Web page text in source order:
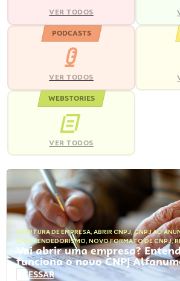
VER TODOS
PODCASTS
VER TODOS
WEBSTORIES
VER TODOS
ABERTURA DE EMPRESA, ABRIR CNPJ,CNPJ
EMPREENDEDORISMO, NOVO FORMATO DE CNPJ,
Vai abrir uma empresa?
funciona o novo CNPJ
ACESSAR